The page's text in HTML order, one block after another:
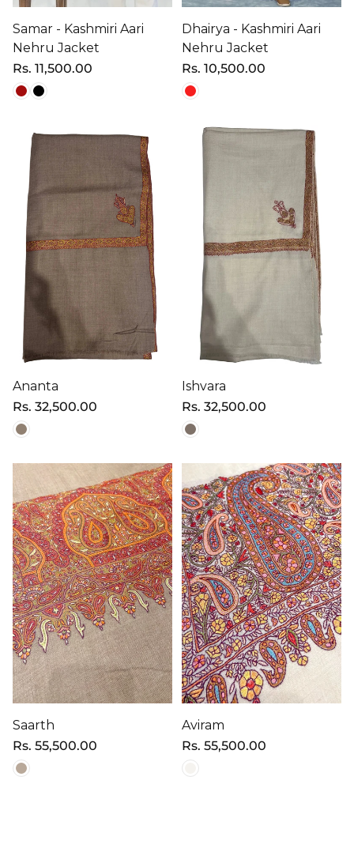
Samar - Kashmiri Aari
Nehru Jacket
Precio
regular
Rs. 11,500.00
Dhairya - Kashmiri Aari
Nehru Jacket
Precio
regular
Rs. 10,500.00
Ananta
Precio
regular
Rs. 32,500.00
Ishvara
Precio
regular
Rs. 32,500.00
Saarth
Precio
regular
Rs. 55,500.00
Aviram
Precio
Rs. 55,500.00